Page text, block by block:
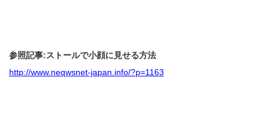
参照記事:ストールで小顔に見せる方法
http://www.neqwsnet-japan.info/?p=1163